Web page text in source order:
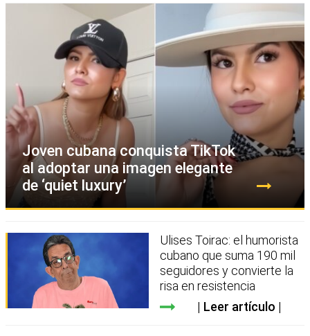
Joven cubana conquista TikTok
al adoptar una imagen elegante
de ‘quiet luxury’
Ulises Toirac: el humorista
cubano que suma 190 mil
seguidores y convierte la
risa en resistencia
Leer artículo